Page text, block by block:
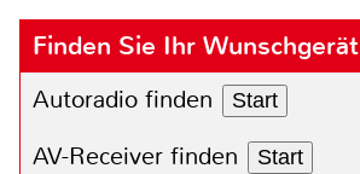
Finden Sie Ihr Wunschgerät
Autoradio finden Start
AV-Receiver finden Start